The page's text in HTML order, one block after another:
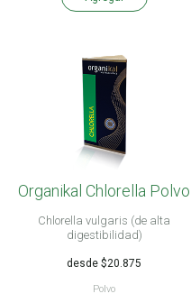
Organikal Chlorella Polvo
Chlorella vulgaris (de alta
digestibilidad)
desde $20.875
Polvo